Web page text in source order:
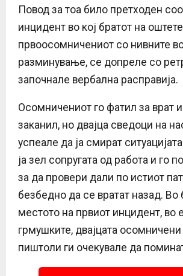
Повод за тоа било претходен
инцидент во кој братот на
првоосомничениот со нивните
разминување, се допреле со
започнале вербална расправија.
Осомничениот го фатил за врат
заканил, но двајца сведоци на
успеале да ја смират
ја зел сопругата од работа и го
за да провери дали по истиот
безбедно да се вратат назад. Во
местото на првиот инцидент, во
грмушките, двајцата
пиштоли ги очекувале да